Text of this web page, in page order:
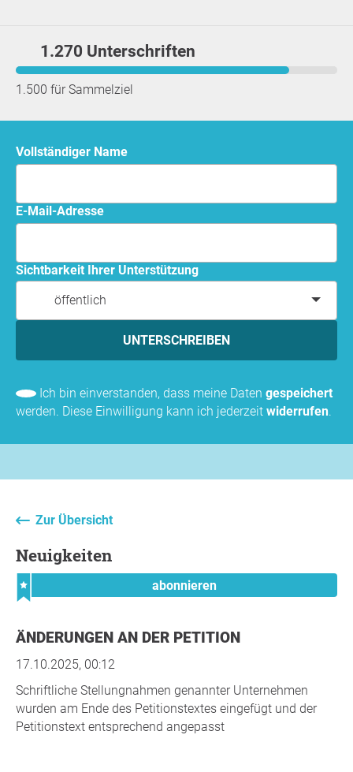
1.270 Unterschriften
1.500 für Sammelziel
Vollständiger Name
E-Mail-Adresse
Sichtbarkeit Ihrer Unterstützung
öffentlich
UNTERSCHREIBEN
Ich bin einverstanden, dass meine Daten gespeichert
werden. Diese Einwilligung kann ich jederzeit widerrufen.
Zur Übersicht
Neuigkeiten
abonnieren
ÄNDERUNGEN AN DER PETITION
17.10.2025, 00:12
Schriftliche Stellungnahmen genannter Unternehmen
wurden am Ende des Petitionstextes eingefügt und der
Petitionstext entsprechend angepasst